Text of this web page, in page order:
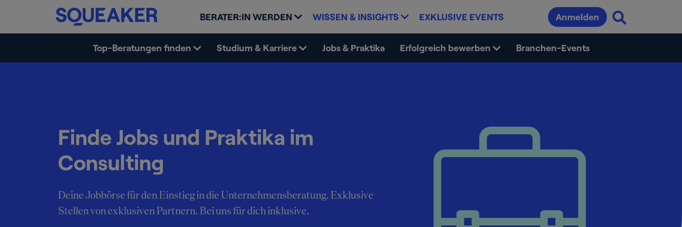
BERATER:IN WERDEN WISSEN & INSIGHTS EXKLUSIVE EVENTS Anmelden
Top-Beratungen finden Studium & Karriere Jobs & Praktika Erfolgreich bewerben Branchen-Events
Finde Jobs und Praktika im
Consulting
Deine Jobbörse für den Einstieg in die Unternehmensberatung. Exklusive
Stellen von exklusiven Partnern. Bei uns für dich inklusive.